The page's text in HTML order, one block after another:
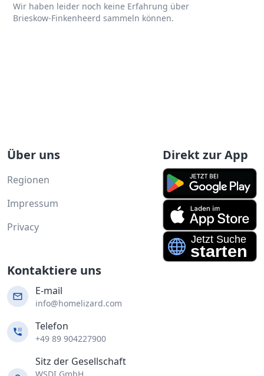
Wir haben leider noch keine Erfahrung über
Brieskow-Finkenheerd sammeln können.
Über uns
Regionen
Impressum
Privacy
Direkt zur App
Kontaktiere uns
E-mail
info@homelizard.com
Telefon
+49 89 904227900
Sitz der Gesellschaft